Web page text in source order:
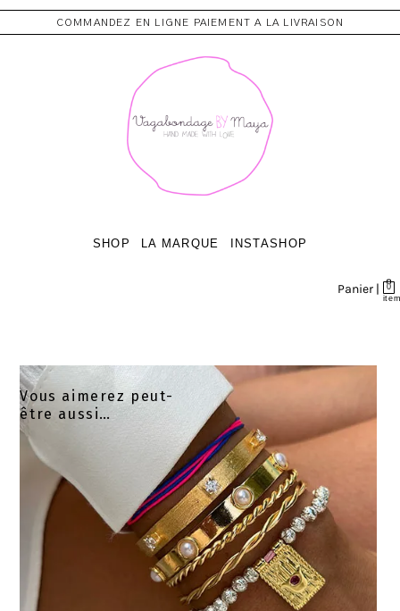
COMMANDEZ EN LIGNE PAIEMENT A LA LIVRAISON
SHOP LA MARQUE INSTASHOP
0
Panier |
Vous aimerez peut-
être aussi…